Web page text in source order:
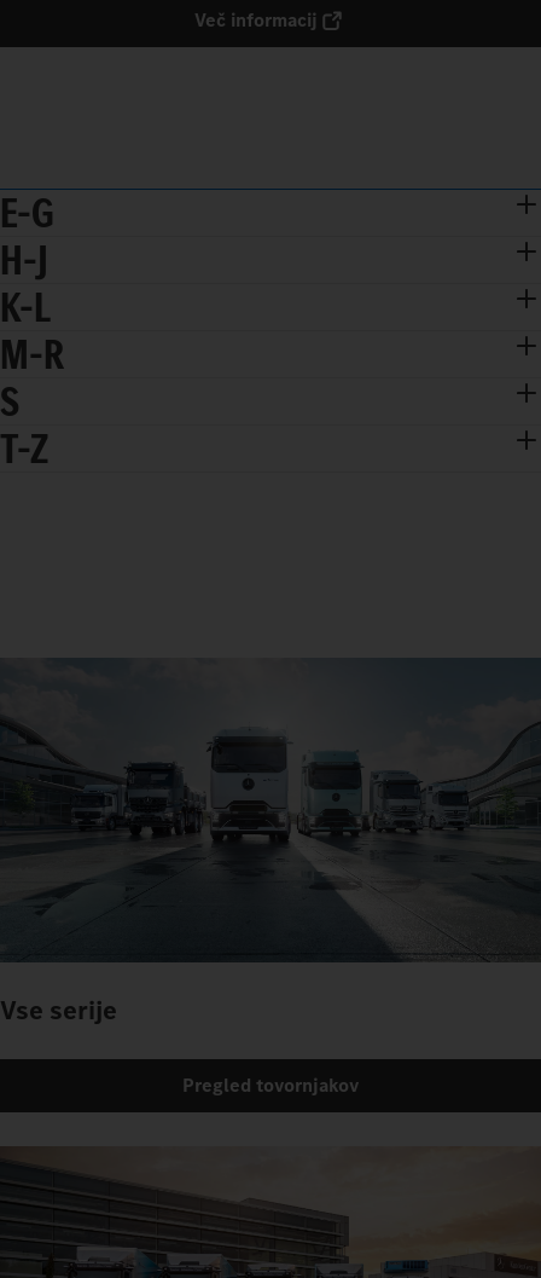
Več informacij
E–G
H–J
K–L
M–R
S
T–Z
Vse serije
Pregled tovornjakov